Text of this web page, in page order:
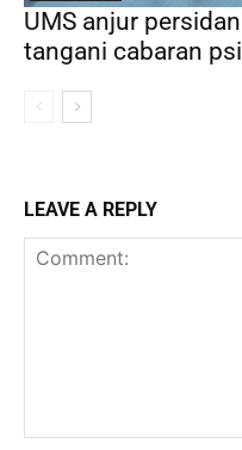
UMS anjur
tangani cabaran
LEAVE A REPLY